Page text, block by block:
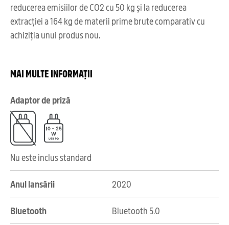
reducerea emisiilor de CO2 cu 50 kg și la reducerea
extracției a 164 kg de materii prime brute comparativ cu
achiziția unui produs nou.
MAI MULTE INFORMAȚII
Adaptor de priză
Nu este inclus standard
Anul lansării 2020
Bluetooth Bluetooth 5.0